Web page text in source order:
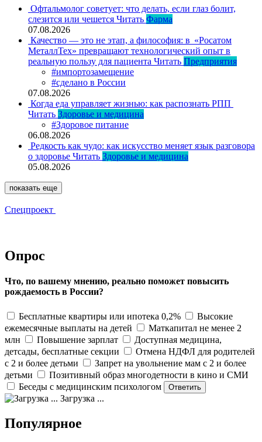
Офтальмолог советует: что делать, если глаз болит,
слезится или чешется Читать Фарма
07.08.2026
Качество — это не этап, а философия: в «Росатом
МеталлТех» превращают технологический опыт в
реальную пользу для пациента Читать Предприятия
#импортозамещение
#сделано в России
07.08.2026
Когда еда управляет жизнью: как распознать РПП
Читать Здоровье и медицина
#Здоровое питание
06.08.2026
Редкость как чудо: как искусство меняет язык разговора
о здоровье Читать Здоровье и медицина
05.08.2026
показать еще
Спецпроект
Опрос
Что, по вашему мнению, реально поможет повысить
рождаемость в России?
Бесплатные квартиры или ипотека 0,2%
Высокие
ежемесячные выплаты на детей
Маткапитал не менее 2
млн
Повышение зарплат
Доступная медицина,
детсады, бесплатные секции
Отмена НДФЛ для родителей
с 2 и более детьми
Запрет на увольнение мам с 2 и более
детьми
Позитивный образ многодетности в кино и СМИ
Беседы с медицинским психологом
Загрузка ...
Популярное